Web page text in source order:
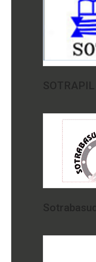
SOTRAPIL
Sotrabasud